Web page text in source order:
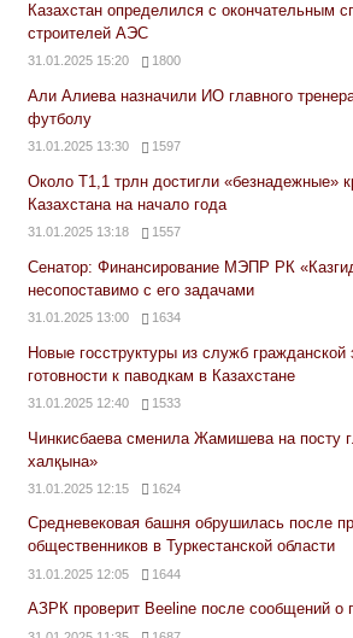
Казахстан определился с окончательным
строителей АЭС
31.01.2025 15:20 1800
Али Алиева назначили ИО главного
футболу
31.01.2025 13:30 1597
Около Т1,1 трлн достигли «безнадежные»
Казахстана на начало года
31.01.2025 13:18 1557
Сенатор: Финансирование МЭПР РК
несопоставимо с его задачами
31.01.2025 13:00 1634
Новые госструктуры из служб
готовности к паводкам в Казахстане
31.01.2025 12:40 1533
Чинкисбаева сменила Жамишева на посту
халқына»
31.01.2025 12:15 1624
Средневековая башня обрушилась после
общественников в Туркестанской области
31.01.2025 12:05 1644
АЗРК проверит Beeline после сообщений о